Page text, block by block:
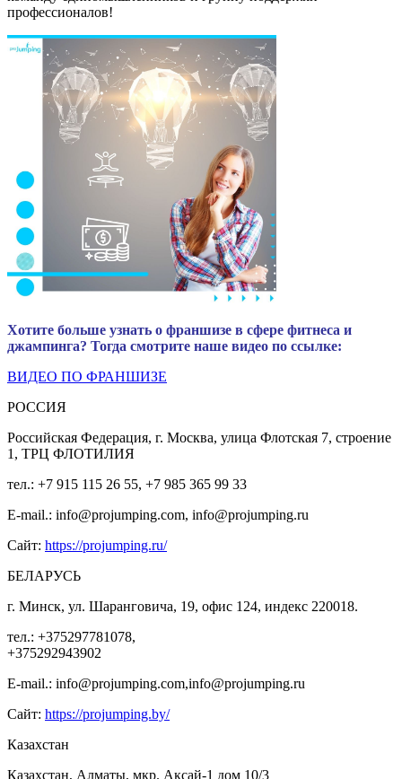
профессионалов!
Хотите больше узнать о франшизе в сфере фитнеса и
джампинга? Тогда смотрите наше видео по ссылке:
ВИДЕО ПО ФРАНШИЗЕ
РОССИЯ
Российская Федерация, г. Москва, улица Флотская 7, строение
1, ТРЦ ФЛОТИЛИЯ
тел.: +7 915 115 26 55, +7 985 365 99 33
E-mail.: info@projumping.com, info@projumping.ru
Сайт: https://projumping.ru/
БЕЛАРУСЬ
г. Минск, ул. Шаранговича, 19, офис 124, индекс 220018.
тел.: +375297781078,
+375292943902
E-mail.: info@projumping.com,info@projumping.ru
Сайт: https://projumping.by/
Казахстан
Казахстан, Алматы, мкр. Аксай-1 дом 10/3